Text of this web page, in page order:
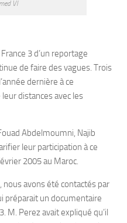
VI
3 d’un reportage
de faire des vagues. Trois
dernière à ce
distances avec les
Abdelmoumni, Najib
leur participation à ce
2005 au Maroc.
avons été contactés par
préparait un documentaire
M. Perez avait expliqué qu’il